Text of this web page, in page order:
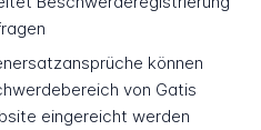
können
von Gatis
eingereicht werden